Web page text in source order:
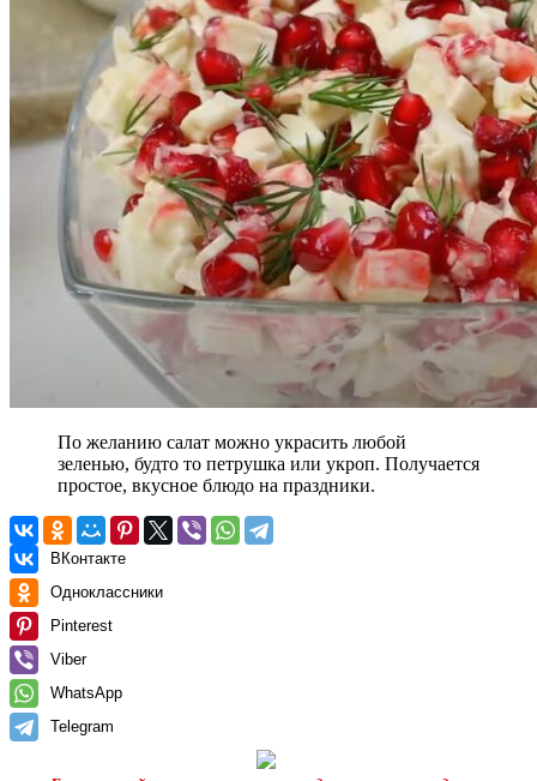
По желанию салат можно украсить любой
зеленью, будто то петрушка или укроп. Получается
простое, вкусное блюдо на праздники.
ВКонтакте
Одноклассники
Pinterest
Viber
WhatsApp
Telegram